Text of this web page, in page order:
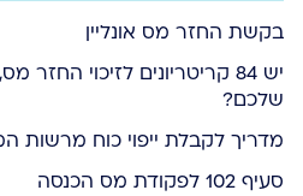
בקשת החזר מס אונליין
יש 84 קריטריונים לזיכוי
שלכם?
מדריך לקבלת ייפוי כוח מרשות
סעיף 102 לפקודת מס הכנסה